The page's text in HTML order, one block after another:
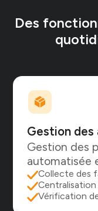
Des
Gestion des
Gestion des
automatisée
Collecte des
Vérification